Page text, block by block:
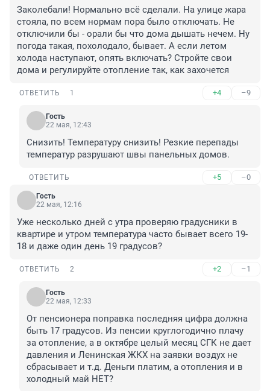
Заколебали! Нормально всё сделали. На улице жара
стояла, по всем нормам пора было отключать. Не
отключили бы - орали бы что дома дышать нечем. Ну
погода такая, похолодало, бывает. А если летом
холода наступают, опять включать? Стройте свои
дома и регулируйте отопление так, как захочется
ОТВЕТИТЬ 1 +4 –9
Гость
22 мая, 12:43
Снизить! Температуру снизить! Резкие перепады
температур разрушают швы панельных домов.
ОТВЕТИТЬ +5 –0
Гость
22 мая, 12:16
Уже несколько дней с утра проверяю градусники в
квартире и утром температура часто бывает всего 19-
18 и даже один день 19 градусов?
ОТВЕТИТЬ 2 +2 –1
Гость
22 мая, 12:33
От пенсионера поправка последняя цифра должна
быть 17 градусов. Из пенсии круглогодично плачу
за отопление, а в октябре целый месяц СГК не дает
давления и Ленинская ЖКХ на заявки воздух не
сбрасывает и т.д. Деньги платим, а отопления и в
холодный май НЕТ?